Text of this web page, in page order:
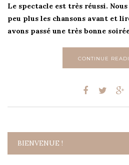
Le spectacle est très réussi.
peu plus les chansons avant et
avons passé une très bonne
CONTINUE
BIENVENUE !